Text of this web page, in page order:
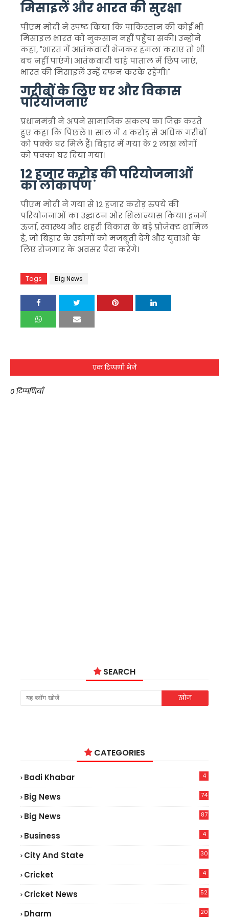
मिसाइलें और भारत की सुरक्षा
पीएम मोदी ने स्पष्ट किया कि पाकिस्तान की कोई भी
मिसाइल भारत को नुकसान नहीं पहुँचा सकी। उन्होंने
कहा, "भारत में आतंकवादी भेजकर हमला कराए तो भी
बच नहीं पाएंगे। आतंकवादी चाहे पाताल में छिप जाएं,
भारत की मिसाइलें उन्हें दफन करके रहेंगी।"
गरीबों के लिए घर और विकास
परियोजनाएँ
प्रधानमंत्री ने अपने सामाजिक संकल्प का जिक्र करते
हुए कहा कि पिछले 11 साल में 4 करोड़ से अधिक गरीबों
को पक्के घर मिले हैं। बिहार में गया के 2 लाख लोगों
को पक्का घर दिया गया।
12 हजार करोड़ की परियोजनाओं
का लोकार्पण
पीएम मोदी ने गया से 12 हजार करोड़ रुपये की
परियोजनाओं का उद्घाटन और शिलान्यास किया। इनमें
ऊर्जा, स्वास्थ्य और शहरी विकास के बड़े प्रोजेक्ट शामिल
हैं, जो बिहार के उद्योगों को मजबूती देंगे और युवाओं के
लिए रोजगार के अवसर पैदा करेंगे।
Tags Big News
एक टिप्पणी भेजें
0 टिप्पणियाँ
SEARCH
CATEGORIES
Badi Khabar 4
Big News
74
Big News
87
Business 4
City And State 30
Cricket 4
Cricket News
52
Dharm 20